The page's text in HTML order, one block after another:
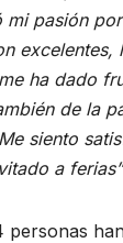
mi pasión
excelentes,
ha dado
de la
siento
a ferias”
personas